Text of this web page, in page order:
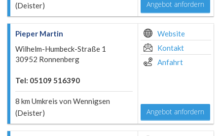
(Deister)
Angebot anfordern
Pieper Martin
Wilhelm-Humbeck-Straße 1
30952 Ronnenberg
Tel: 05109 516390
8 km Umkreis von Wennigsen
(Deister)
Website
Kontakt
Anfahrt
Angebot anfordern